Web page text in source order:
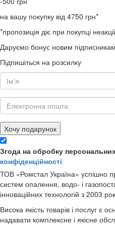
на вашу покупку від 4750 грн*
*пропозиція діє при покупці
Даруємо бонус новим
Підпишіться на розсилку
Хочу подарунок
Згода на обробку
конфіденційності
ТОВ «Ромстал Україна» успішно
систем опалення, водо- і
інноваційних технологій з 2003
Висока якість товарів і послуг є
надавати комплексне і якісне